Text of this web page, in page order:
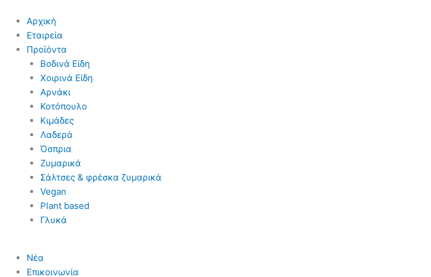
Αρχική
Εταιρεία
Προϊόντα
Βοδινά Είδη
Χοιρινά Είδη
Aρνάκι
Κοτόπουλο
Κιμάδες
Λαδερά
Όσπρια
Ζυμαρικά
Σάλτσες & φρέσκα ζυμαρικά
Vegan
Plant based
Γλυκά
Νέα
Επικοινωνία